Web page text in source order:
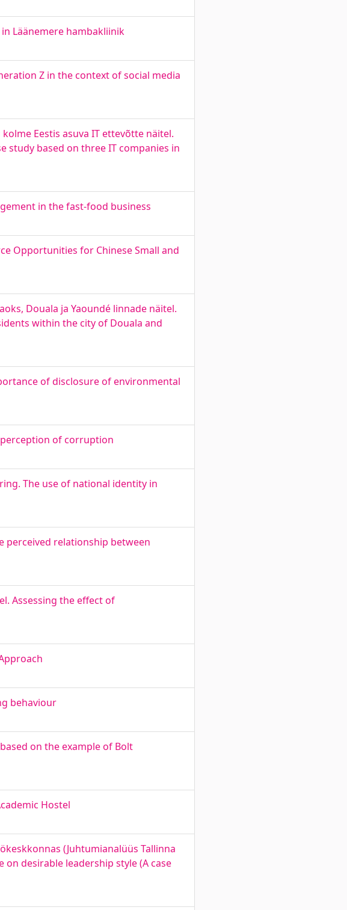
Läänemere hambakliinik
Z in the context of social media
Eestis asuva IT ettevõtte näitel.
study based on three IT companies in
in the fast-food business
Opportunities for Chinese Small and
Douala ja Yaoundé linnade näitel.
within the city of Douala and
of disclosure of environmental
of corruption
The use of national identity in
perceived relationship between
Assessing the effect of
behaviour
on the example of Bolt
Hostel
(Juhtumianalüüs Tallinna
desirable leadership style (A case